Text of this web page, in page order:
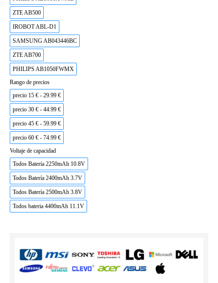
ZTE AB500
IROBOT ABL-D1
SAMSUNG AB043446BC
ZTE AB700
PHILIPS AB1050FWMX
Rango de precios
precio 15 € - 29.99 €
precio 30 € - 44.99 €
precio 45 € - 59.99 €
precio 60 € - 74.99 €
Voltaje de capacidad
Todos Batería 2250mAh 10.8V
Todos Batería 2400mAh 3.7V
Todos Batería 2500mAh 3.8V
Todos bateria 4400mAh 11.1V